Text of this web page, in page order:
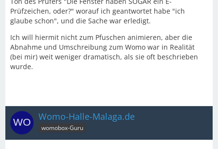
Prüfzeichen, oder?" worauf ich geantwortet habe "ich
glaube schon", und die Sache war erledigt.
Ich will hiermit nicht zum Pfuschen animieren, aber die
Abnahme und Umschreibung zum Womo war in Realität
(bei mir) weit weniger dramatisch, als sie oft beschrieben
wurde.
Womo-Halle-Malaga.de
womobox-Guru